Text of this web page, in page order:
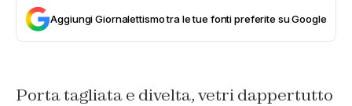
Aggiungi Giornalettismo tra le tue fonti preferite su Google
Porta tagliata e divelta, vetri dappertutto